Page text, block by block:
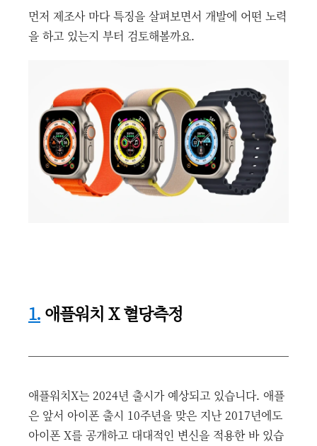
먼저 제조사 마다 특징을 살펴보면서 개발에 어떤 노력
을 하고 있는지 부터 검토해볼까요.
1. 애플워치 X 혈당측정
애플워치X는 2024년 출시가 예상되고 있습니다. 애플
은 앞서 아이폰 출시 10주년을 맞은 지난 2017년에도
아이폰 X를 공개하고 대대적인 변신을 적용한 바 있습